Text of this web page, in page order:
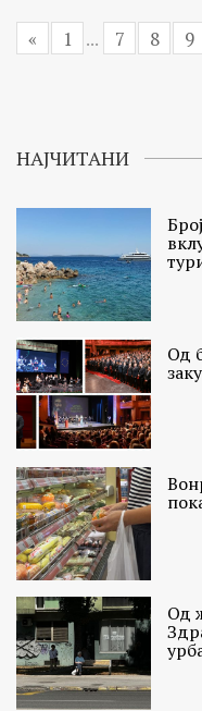
« 1 ... 7 8 9
НАЈЧИТАНИ
Од
Од